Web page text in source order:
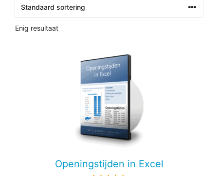
Enig resultaat
Openingstijden in Excel